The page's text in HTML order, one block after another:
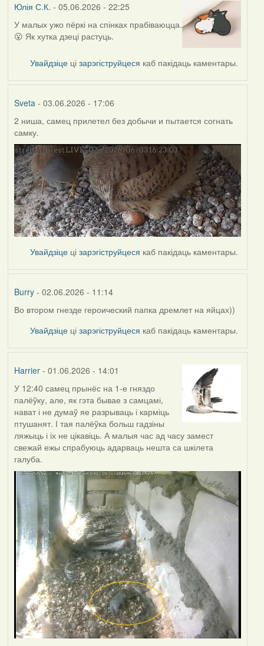
Юлія С.К. - 05.06.2026 - 22:25
У малых ужо пёркі на спінках прабіваюцца.
😮 Як хутка дзеці растуць.
Увайдзіце цізарэгіструйцеся каб пакідаць каментары.
Sveta- 03.06.2026 - 17:06
2 ниша, самец прилетел без добычи и пытается согнать
самку.
Увайдзіце цізарэгіструйцеся каб пакідаць каментары.
Burry- 02.06.2026 - 11:14
Во втором гнезде героический папка дремлет на яйцах))
Увайдзіце цізарэгіструйцеся каб пакідаць каментары.
Harrier- 01.06.2026 - 14:01
У 12:40 самец прынёс на 1-е гняздо
палёўку, але, як гэта бывае з самцамі,
нават і не думаў яе разрываць і карміць
птушанят. І тая палёўка больш гадзіны
ляжыць і іх не цікавіць. А малыя час ад часу замест
свежай ежы спрабуюць адарваць нешта са шкілета
галуба.